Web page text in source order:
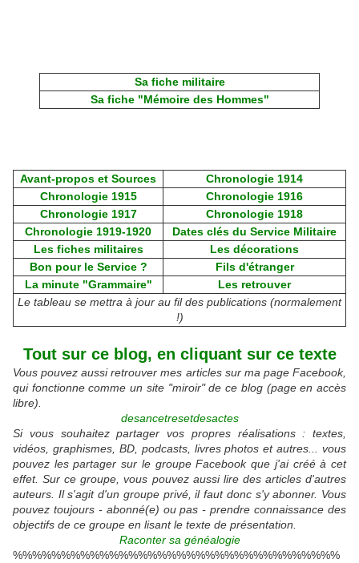
Sa fiche militaire
Sa fiche "Mémoire des Hommes"
Avant-propos et Sources
Chronologie 1914
Chronologie 1915
Chronologie 1916
Chronologie 1917
Chronologie 1918
Chronologie 1919-1920
Dates clés du Service Militaire
Les fiches militaires
Les décorations
Bon pour le Service ?
Fils d'étranger
La minute "Grammaire"
Les retrouver
Le tableau se mettra à jour au fil des publications (normalement
!)
Tout sur ce blog, en cliquant sur ce texte
Vous pouvez aussi retrouver mes articles sur ma page Facebook,
qui fonctionne comme un site "miroir" de ce blog (page en accès
libre).
desancetresetdesactes
Si vous souhaitez partager vos propres réalisations : textes,
vidéos, graphismes, BD, podcasts, livres photos et autres... vous
pouvez les partager sur le groupe Facebook que j'ai créé à cet
effet. Sur ce groupe, vous pouvez aussi lire des articles d'autres
auteurs. Il s'agit d'un groupe privé, il faut donc s'y abonner. Vous
pouvez toujours - abonné(e) ou pas - prendre connaissance des
objectifs de ce groupe en lisant le texte de présentation.
Raconter sa généalogie
%%%%%%%%%%%%%%%%%%%%%%%%%%%%%%%%%%